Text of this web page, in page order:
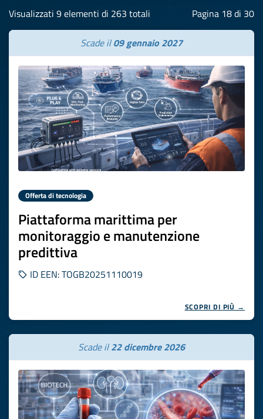
Visualizzati 9 elementi di 263 totali Pagina 18 di 30
Scade il09 gennaio 2027
Offerta di tecnologia
Piattaforma marittima per
monitoraggio e manutenzione
predittiva
ID EEN: TOGB20251110019
SCOPRI DI PIÙ →
Scade il22 dicembre 2026